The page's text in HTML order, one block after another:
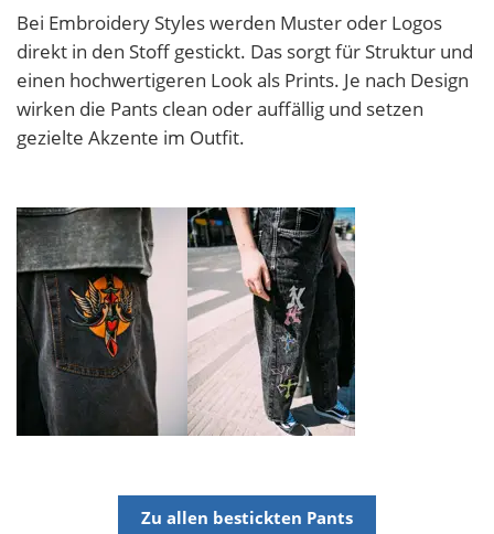
Bei Embroidery Styles werden Muster oder Logos
direkt in den Stoff gestickt. Das sorgt für Struktur und
einen hochwertigeren Look als Prints. Je nach Design
wirken die Pants clean oder auffällig und setzen
gezielte Akzente im Outfit.
Zu allen bestickten Pants